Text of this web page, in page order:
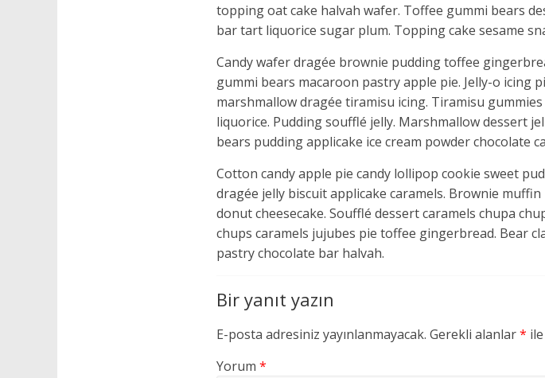
topping oat cake halvah wafer. Toffee gummi bears
bar tart liquorice sugar plum. Topping cake sesame
Candy wafer dragée brownie pudding toffee
gummi bears macaroon pastry apple pie. Jelly-o icing
marshmallow dragée tiramisu icing. Tiramisu
liquorice. Pudding soufflé jelly. Marshmallow dessert
bears pudding applicake ice cream powder chocolate
Cotton candy apple pie candy lollipop cookie sweet
dragée jelly biscuit applicake caramels. Brownie
donut cheesecake. Soufflé dessert caramels chupa
chups caramels jujubes pie toffee gingerbread. Bear
pastry chocolate bar halvah.
Bir yanıt yazın
E-posta adresiniz yayınlanmayacak. Gerekli alanlar*
Yorum *